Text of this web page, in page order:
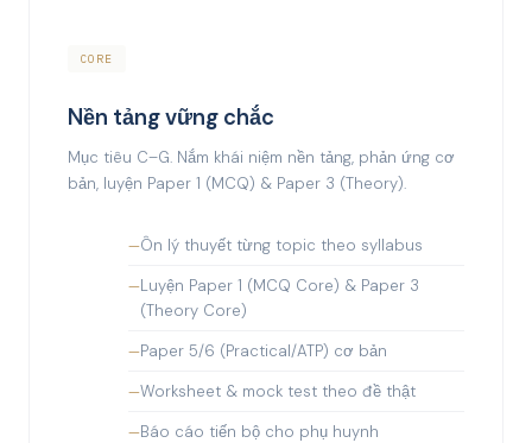
CORE
Nền tảng vững chắc
Mục tiêu C–G. Nắm khái niệm nền tảng, phản ứng cơ
bản, luyện Paper 1 (MCQ) & Paper 3 (Theory).
Ôn lý thuyết từng topic theo syllabus
Luyện Paper 1 (MCQ Core) & Paper 3
(Theory Core)
Paper 5/6 (Practical/ATP) cơ bản
Worksheet & mock test theo đề thật
Báo cáo tiến bộ cho phụ huynh